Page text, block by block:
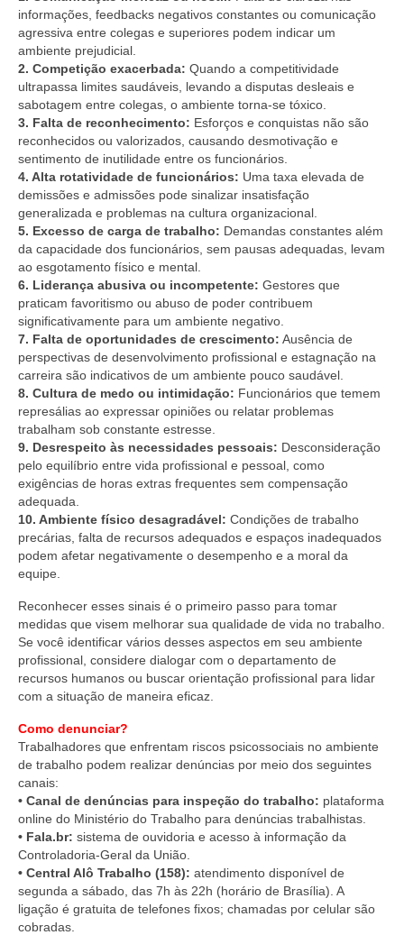
informações, feedbacks negativos constantes ou comunicação
agressiva entre colegas e superiores podem indicar um
ambiente prejudicial.
2. Competição exacerbada: Quando a competitividade
ultrapassa limites saudáveis, levando a disputas desleais e
sabotagem entre colegas, o ambiente torna-se tóxico.
3. Falta de reconhecimento: Esforços e conquistas não são
reconhecidos ou valorizados, causando desmotivação e
sentimento de inutilidade entre os funcionários.
4. Alta rotatividade de funcionários: Uma taxa elevada de
demissões e admissões pode sinalizar insatisfação
generalizada e problemas na cultura organizacional.
5. Excesso de carga de trabalho: Demandas constantes além
da capacidade dos funcionários, sem pausas adequadas, levam
ao esgotamento físico e mental.
6. Liderança abusiva ou incompetente: Gestores que
praticam favoritismo ou abuso de poder contribuem
significativamente para um ambiente negativo.
7. Falta de oportunidades de crescimento: Ausência de
perspectivas de desenvolvimento profissional e estagnação na
carreira são indicativos de um ambiente pouco saudável.
8. Cultura de medo ou intimidação: Funcionários que temem
represálias ao expressar opiniões ou relatar problemas
trabalham sob constante estresse.
9. Desrespeito às necessidades pessoais: Desconsideração
pelo equilíbrio entre vida profissional e pessoal, como
exigências de horas extras frequentes sem compensação
adequada.
10. Ambiente físico desagradável: Condições de trabalho
precárias, falta de recursos adequados e espaços inadequados
podem afetar negativamente o desempenho e a moral da
equipe.
Reconhecer esses sinais é o primeiro passo para tomar
medidas que visem melhorar sua qualidade de vida no trabalho.
Se você identificar vários desses aspectos em seu ambiente
profissional, considere dialogar com o departamento de
recursos humanos ou buscar orientação profissional para lidar
com a situação de maneira eficaz.
Como denunciar?
Trabalhadores que enfrentam riscos psicossociais no ambiente
de trabalho podem realizar denúncias por meio dos seguintes
canais:
• Canal de denúncias para inspeção do trabalho: plataforma
online do Ministério do Trabalho para denúncias trabalhistas.
• Fala.br: sistema de ouvidoria e acesso à informação da
Controladoria-Geral da União.
• Central Alô Trabalho (158): atendimento disponível de
segunda a sábado, das 7h às 22h (horário de Brasília). A
ligação é gratuita de telefones fixos; chamadas por celular são
cobradas.